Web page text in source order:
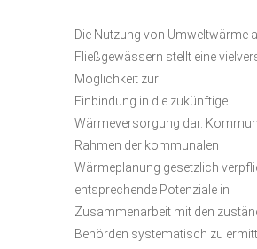
Die Nutzung von Umweltwärme
Fließgewässern stellt eine
Möglichkeit zur
Einbindung in die zukünftige
Wärmeversorgung dar.
Rahmen der kommunalen
Wärmeplanung gesetzlich
entsprechende Potenziale in
Zusammenarbeit mit den
Behörden systematisch zu